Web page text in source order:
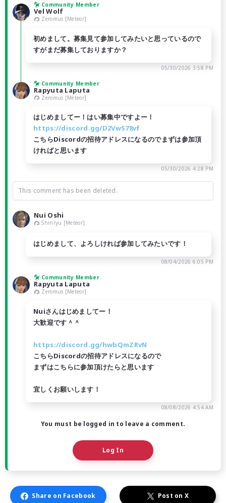
Community Member
Vel Wolf
Zeromus [Meteor]
初めまして。募集見て参加してみたいと思っているので
すがまだ募集しておりますか？
05/30/2026 3:58 PM
Community Member
Rapyuta Laputa
Zeromus [Meteor]
はじめましてー！はい募集中ですよー！
https://discord.gg/D2VwS78vf
こちらDiscordの招待アドレスになるのでまずは参加頂
ければと思います
05/30/2026 4:28 PM
This comment has been deleted.
Nui Oshi
Shinryu [Meteor]
はじめまして、よろしければ参加してみたいです！
08/04/2026 6:05 PM
Community Member
Rapyuta Laputa
Zeromus [Meteor]
Nuiさんはじめましてー！
大歓迎です＾＾
https://discord.gg/hwbQmZRvN
こちらDiscordの招待アドレスになるので
まずはこちらに参加頂けたらと思います
宜しくお願いします！
08/08/2026 4:54 AM
You must be logged in to leave a comment.
Log In
Share on Facebook Post on X